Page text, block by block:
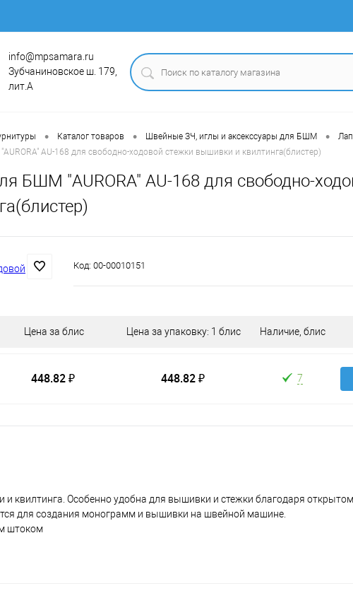
info@mpsamara.ru
Зубчаниновское ш. 179,
лит.А
• Каталог товаров • Швейные ЗЧ, иглы и аксекссуары для БШМ •
AU-168 для свободно-ходовой стежки вышивки и квилтинга(блистер)
БШМ "AURORA" AU-168 для свободно-
Код: 00-00010151
Цена за блис Цена за упаковку: 1 блис Наличие, блис
448.82 ₽ 448.82 ₽ 7
квилтинга. Особенно удобна для вышивки и стежки благодаря
для создания монограмм и вышивки на швейной машине.
штоком